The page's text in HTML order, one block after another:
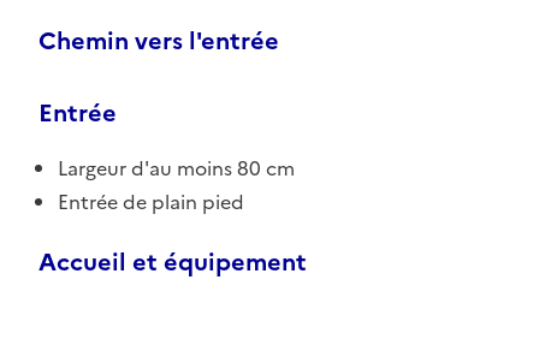
Chemin vers l'entrée
Entrée
Largeur d'au moins 80 cm
Entrée de plain pied
Accueil et équipement